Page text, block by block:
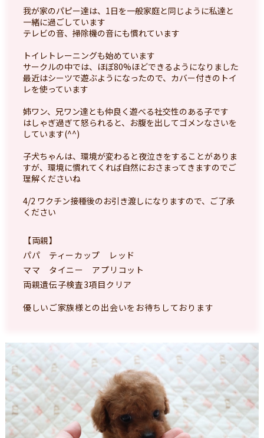
我が家のパピー達は、1日を一般家庭と同じように私達と
一緒に過ごしています
テレビの音、掃除機の音にも慣れています
トイレトレーニングも始めています
サークルの中では、ほぼ80%ほどできるようになりました
最近はシーツで遊ぶようになったので、カバー付きのトイ
レを使っています
姉ワン、兄ワン達とも仲良く遊べる社交性のある子です
はしゃぎ過ぎて怒られると、お腹を出してゴメンなさいを
しています(^^)
子犬ちゃんは、環境が変わると夜泣きをすることがありま
すが、環境に慣れてくれば自然におさまってきますのでご
理解くださいね
4/2 ワクチン接種後のお引き渡しになりますので、ご了承
ください
【両親】
パパ ティーカップ レッド
ママ タイニー アプリコット
両親遺伝子検査3項目クリア
優しいご家族様との出会いをお待ちしております